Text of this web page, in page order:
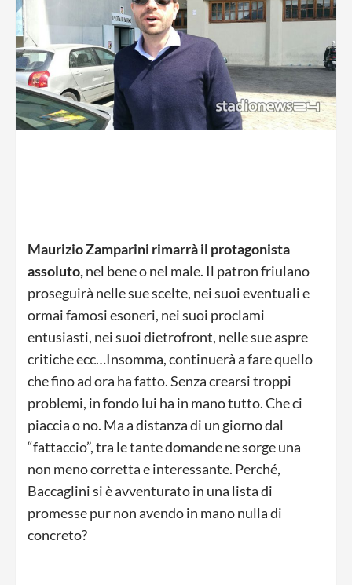
Maurizio Zamparini rimarrà il protagonista
assoluto,nel bene o nel male. Il patron friulano
proseguirà nelle sue scelte, nei suoi eventuali e
ormai famosi esoneri, nei suoi proclami
entusiasti, nei suoi dietrofront, nelle sue aspre
critiche ecc…Insomma, continuerà a fare quello
che fino ad ora ha fatto. Senza crearsi troppi
problemi, in fondo lui ha in mano tutto. Che ci
piaccia o no. Ma a distanza di un giorno dal
“fattaccio”, tra le tante domande ne sorge una
non meno corretta e interessante. Perché,
Baccaglini si è avventurato in una lista di
promesse pur non avendo in mano nulla di
concreto?